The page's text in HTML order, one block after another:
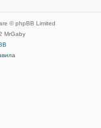
© phpBB Limited
MrGaby